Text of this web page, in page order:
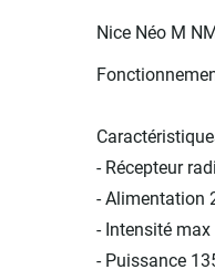
Nice Néo M
- Récepteur
- Alimentation
- Intensité
- Puissance